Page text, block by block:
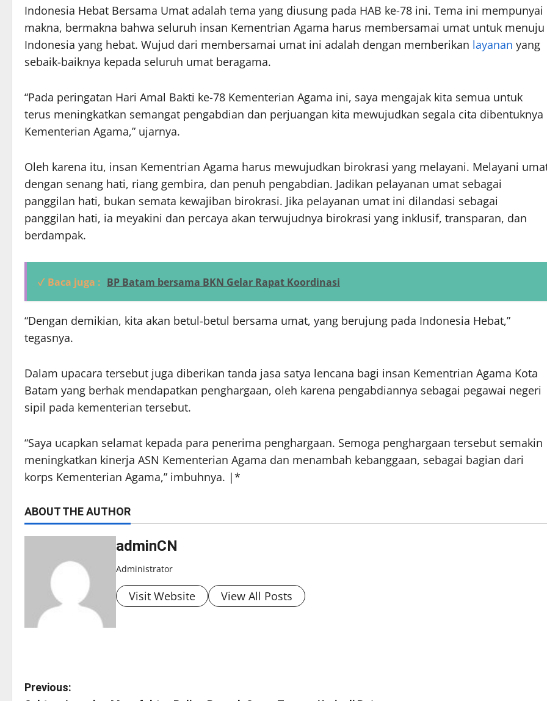
Indonesia Hebat Bersama Umat adalah tema yang diusung pada HAB ke-78 ini. Tema ini mempunyai
makna, bermakna bahwa seluruh insan Kementrian Agama harus membersamai umat untuk menuju
Indonesia yang hebat. Wujud dari membersamai umat ini adalah dengan memberikan layanan yang
sebaik-baiknya kepada seluruh umat beragama.
“Pada peringatan Hari Amal Bakti ke-78 Kementerian Agama ini, saya mengajak kita semua untuk
terus meningkatkan semangat pengabdian dan perjuangan kita mewujudkan segala cita dibentuknya
Kementerian Agama,” ujarnya.
Oleh karena itu, insan Kementrian Agama harus mewujudkan birokrasi yang melayani. Melayani
dengan senang hati, riang gembira, dan penuh pengabdian. Jadikan pelayanan umat sebagai
panggilan hati, bukan semata kewajiban birokrasi. Jika pelayanan umat ini dilandasi sebagai
panggilan hati, ia meyakini dan percaya akan terwujudnya birokrasi yang inklusif, transparan, dan
berdampak.
✓ Baca juga : BP Batam bersama BKN Gelar Rapat Koordinasi
“Dengan demikian, kita akan betul-betul bersama umat, yang berujung pada Indonesia Hebat,”
tegasnya.
Dalam upacara tersebut juga diberikan tanda jasa satya lencana bagi insan Kementrian Agama Kota
Batam yang berhak mendapatkan penghargaan, oleh karena pengabdiannya sebagai pegawai negeri
sipil pada kementerian tersebut.
“Saya ucapkan selamat kepada para penerima penghargaan. Semoga penghargaan tersebut semakin
meningkatkan kinerja ASN Kementerian Agama dan menambah kebanggaan, sebagai bagian dari
korps Kementerian Agama,” imbuhnya. |*
ABOUT THE AUTHOR
adminCN
Administrator
Visit Website View All Posts
P
Previous: